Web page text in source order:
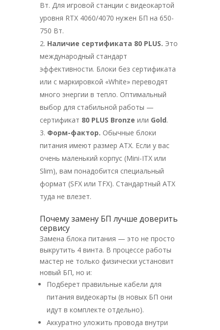
Вт. Для игровой станции с видеокартой
уровня RTX 4060/4070 нужен БП на 650-
750 Вт.
Наличие сертификата 80 PLUS. Это
международный стандарт
эффективности. Блоки без сертификата
или с маркировкой «White» переводят
много энергии в тепло. Оптимальный
выбор для стабильной работы —
сертификат 80 PLUS Bronze или Gold.
Форм-фактор. Обычные блоки
питания имеют размер ATX. Если у вас
очень маленький корпус (Mini-ITX или
Slim), вам понадобится специальный
формат (SFX или TFX). Стандартный ATX
туда не влезет.
Почему замену БП лучше доверить
сервису
Замена блока питания — это не просто
выкрутить 4 винта. В процессе работы
мастер не только физически установит
новый БП, но и:
Подберет правильные кабели для
питания видеокарты (в новых БП они
идут в комплекте отдельно).
Аккуратно уложить провода внутри